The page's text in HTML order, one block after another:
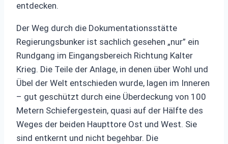
entdecken.
Der Weg durch die Dokumentationsstätte
Regierungsbunker ist sachlich gesehen „nur” ein
Rundgang im Eingangsbereich Richtung Kalter
Krieg. Die Teile der Anlage, in denen über Wohl und
Übel der Welt entschieden wurde, lagen im Inneren
– gut geschützt durch eine Überdeckung von 100
Metern Schiefergestein, quasi auf der Hälfte des
Weges der beiden Haupttore Ost und West. Sie
sind entkernt und nicht begehbar. Die